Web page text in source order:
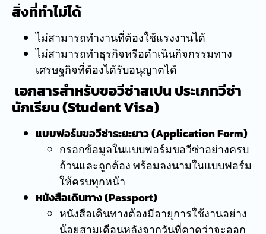
สิ่งที่ทำไม่ได้
ไม่สามารถทำงานที่ต้องใช้แรงงานได้
ไม่สามารถทำธุรกิจหรือดำเนินกิจกรรมทาง
เศรษฐกิจที่ต้องได้รับอนุญาตได้
เอกสารสำหรับขอวีซ่าสเปน ประเภทวีซ่า
นักเรียน (Student Visa)
แบบฟอร์มขอวีซ่าระยะยาว (Application Form)
กรอกข้อมูลในแบบฟอร์มขอวีซ่าอย่างครบ
ถ้วนและถูกต้อง พร้อมลงนามในแบบฟอร์ม
ให้ครบทุกหน้า
หนังสือเดินทาง (Passport)
หนังสือเดินทางต้องมีอายุการใช้งานอย่าง
น้อยสามเดือนหลังจากวันที่คาดว่าจะออก